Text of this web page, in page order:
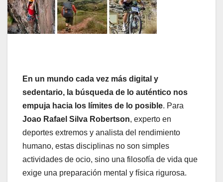
En un mundo cada vez más digital y
sedentario, la búsqueda de lo auténtico nos
empuja hacia los límites de lo posible. Para
Joao Rafael Silva Robertson, experto en
deportes extremos y analista del rendimiento
humano, estas disciplinas no son simples
actividades de ocio, sino una filosofía de vida que
exige una preparación mental y física rigurosa.